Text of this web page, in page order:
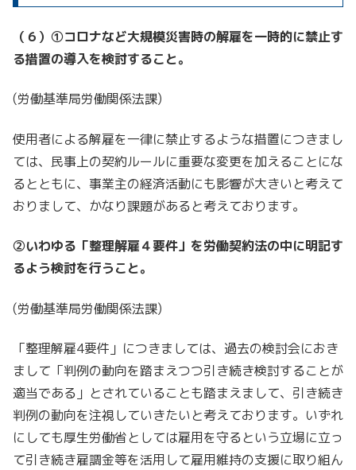
（６）①コロナなど大規模災害時の解雇を一時的に禁止す
る措置の導入を検討すること。
(労働基準局労働関係法課)
使用者による解雇を一律に禁止するような措置につきまし
ては、民事上の契約ルールに重要な変更を加えることにな
るとともに、事業主の経済活動にも影響が大きいと考えて
おりまして、かなり課題があると考えております。
②いわゆる「整理解雇４要件」を労働契約法の中に明記す
るよう検討を行うこと。
(労働基準局労働関係法課)
「整理解雇4要件」につきましては、過去の検討会におき
まして「判例の動向を踏まえつつ引き続き検討することが
適当である」とされていることも踏まえまして、引き続き
判例の動向を注視していきたいと考えております。いずれ
にしても厚生労働省としては雇用を守るという立場に立っ
て引き続き雇調金等を活用して雇用維持の支援に取り組ん